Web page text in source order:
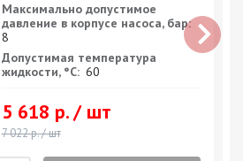
Максимально допустимое
давление в корпусе насоса, бар:
8
Допустимая температура
жидкости, °С: 60
5 618 р. / шт
7 022 р. / шт